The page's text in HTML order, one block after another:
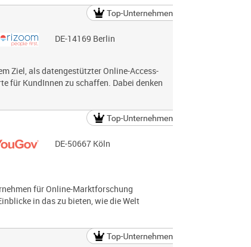
DE-14169 Berlin
Ziel, als datengestützter Online-Access-
für KundInnen zu schaffen. Dabei denken
DE-50667 Köln
für Online-Marktforschung
in das zu bieten, wie die Welt